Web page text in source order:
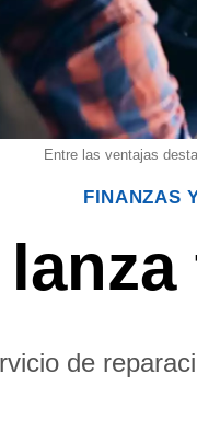
Entre las ventajas
FINANZAS
de